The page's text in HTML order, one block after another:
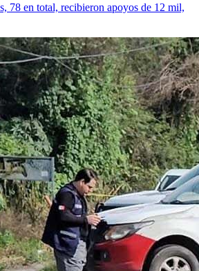
78 en total, recibieron apoyos de 12 mil,